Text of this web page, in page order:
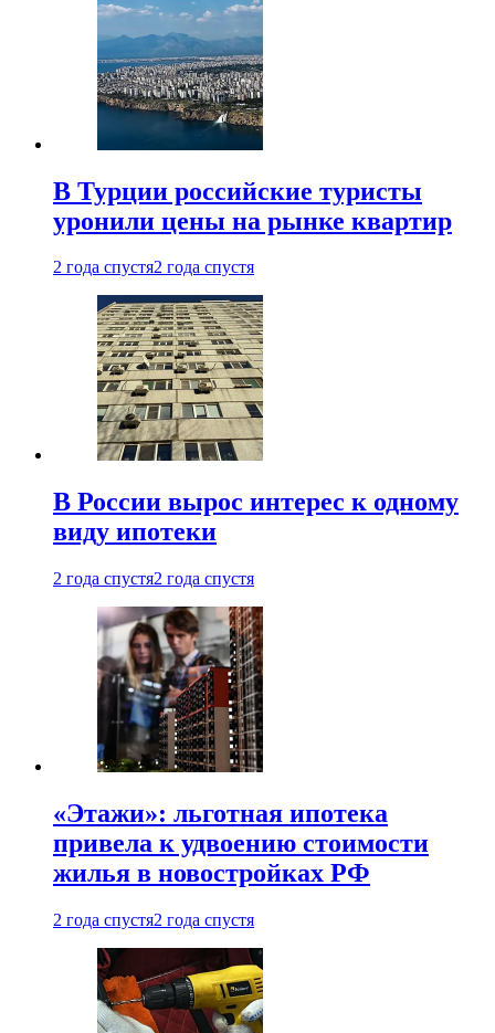
В Турции российские туристы
уронили цены на рынке квартир
2 года спустя2 года спустя
В России вырос интерес к одному
виду ипотеки
2 года спустя2 года спустя
«Этажи»: льготная ипотека
привела к удвоению стоимости
жилья в новостройках РФ
2 года спустя2 года спустя